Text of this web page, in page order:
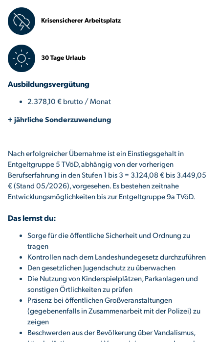
Krisensicherer Arbeitsplatz
30 Tage Urlaub
Ausbildungsvergütung
2.378,10 € brutto / Monat
+ jährliche Sonderzuwendung
Nach erfolgreicher Übernahme ist ein Einstiegsgehalt in
Entgeltgruppe 5 TVöD, abhängig von der vorherigen
Berufserfahrung in den Stufen 1 bis 3 = 3.124,08 € bis 3.449,05
€ (Stand 05/2026), vorgesehen. Es bestehen zeitnahe
Entwicklungsmöglichkeiten bis zur Entgeltgruppe 9a TVöD.
Das lernst du:
Sorge für die öffentliche Sicherheit und Ordnung zu
tragen
Kontrollen nach dem Landeshundegesetz durchzuführen
Den gesetzlichen Jugendschutz zu überwachen
Die Nutzung von Kinderspielplätzen, Parkanlagen und
sonstigen Örtlichkeiten zu prüfen
Präsenz bei öffentlichen Großveranstaltungen
(gegebenenfalls in Zusammenarbeit mit der Polizei) zu
zeigen
Beschwerden aus der Bevölkerung über Vandalismus,